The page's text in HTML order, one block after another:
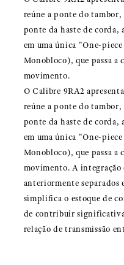
reúne a ponte do
ponte da haste de
em uma única "One-
Monobloco), que passa
movimento.
O Calibre 9RA2
reúne a ponte do
ponte da haste de
em uma única "One-
Monobloco), que passa
movimento. A integração
anteriormente separados
simplifica o estoque de
de contribuir
relação de transmissão